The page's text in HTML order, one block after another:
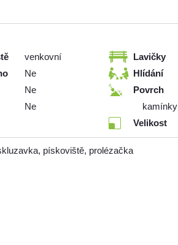
venkovní
Ne
Ne
Ne
Lavičky
Hlídání
Povrch
kamínky
Velikost
pískoviště, prolézačka